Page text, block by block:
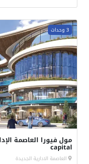
3 وحدات
capital
العاصمة الادارية الجديدة